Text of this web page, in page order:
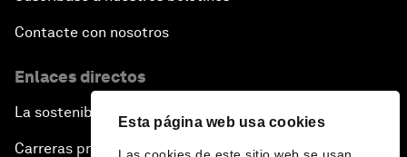
Esta página web usa cookies
Contacte con nosotros
Enlaces directos
La sostenibilidad en el Foro
Carreras profesionales